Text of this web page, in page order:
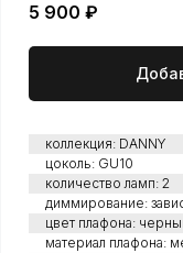
5 900 ₽
коллекция: DANNY
цоколь: GU10
количество ламп: 2
диммирование:
цвет плафона:
материал плафона: